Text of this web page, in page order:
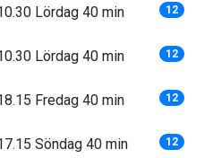
Lördag 40 min 12
Lördag 40 min 12
Fredag 40 min 12
Söndag 40 min 12